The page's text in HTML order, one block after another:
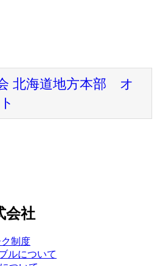
北海道地方本部 オ
会社